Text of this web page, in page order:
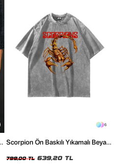
6
Scorpion Ön Baskılı Yıkamalı Beyaz
799,00 TL 639,20 TL